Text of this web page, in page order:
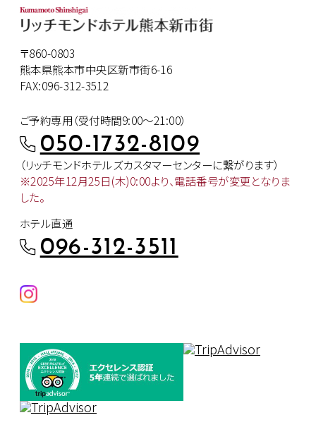
〒860-0803
熊本県熊本市中央区新市街6-16
FAX:096-312-3512
ご予約専用（受付時間9:00～21:00）
050-1732-8109
（リッチモンドホテルズカスタマーセンターに繋がります）
※2025年12月25日(木)0:00より、電話番号が変更となりま
した。
ホテル直通
096-312-3511